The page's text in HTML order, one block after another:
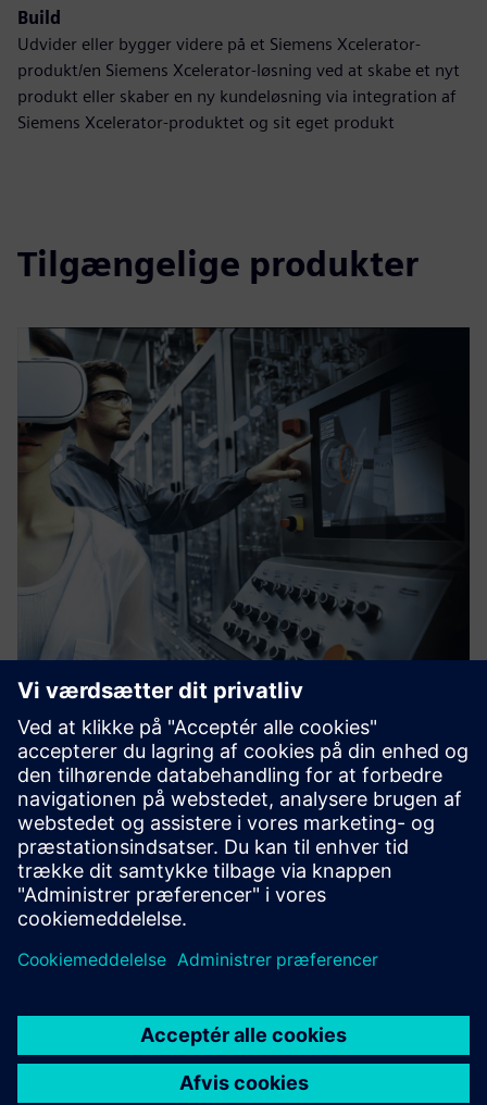
Build
Udvider eller bygger videre på et Siemens Xcelerator-
produkt/en Siemens Xcelerator-løsning ved at skabe et nyt
produkt eller skaber en ny kundeløsning via integration af
Siemens Xcelerator-produktet og sit eget produkt
Tilgængelige produkter
vSTAGE - Interactive 3D
Softwareløsning, der giver dig mulighed for at forklare
komplekse industriprodukter, driftsprocedurer eller
servicekoncepter internt og over for kunder i interaktiv 3D
til web, tablet, pc og VR.
Få mere at vide